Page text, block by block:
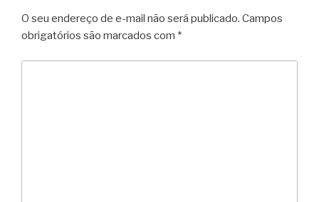
O seu endereço de e-mail não será publicado. Campos
obrigatórios são marcados com *